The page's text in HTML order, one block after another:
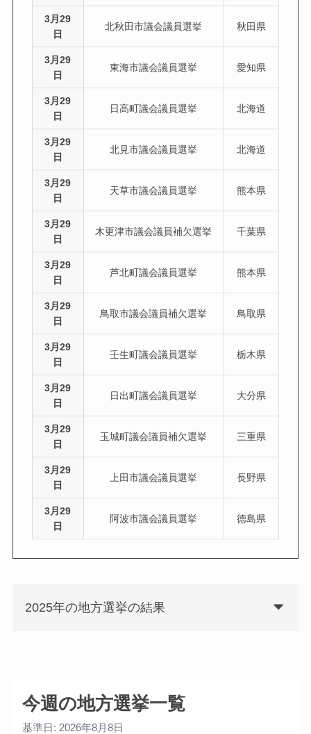
3月29
日
北秋田市議会議員選挙 秋田県
3月29
日
東海市議会議員選挙 愛知県
3月29
日
日高町議会議員選挙 北海道
3月29
日
北見市議会議員選挙 北海道
3月29
日
天草市議会議員選挙 熊本県
3月29
日
木更津市議会議員補欠選挙 千葉県
3月29
日
芦北町議会議員選挙 熊本県
3月29
日
鳥取市議会議員補欠選挙 鳥取県
3月29
日
壬生町議会議員選挙 栃木県
3月29
日
日出町議会議員選挙 大分県
3月29
日
玉城町議会議員補欠選挙 三重県
3月29
日
上田市議会議員選挙 長野県
3月29
日
阿波市議会議員選挙 徳島県
2025年の地方選挙の結果
今週の地方選挙一覧
基準日: 2026年8月8日